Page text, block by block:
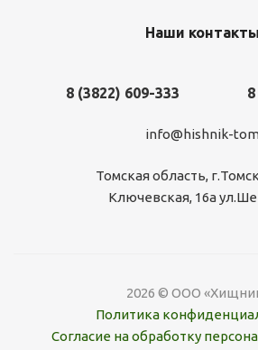
Наши контакты
8 (3822) 609-333
info@hishnik-
Томская область,
Ключевская, 16а
2026 © ООО
Политика
Согласие на обработку